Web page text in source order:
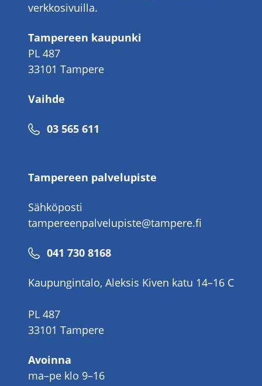
verkkosivuilla.
Tampereen kaupunki
PL 487
33101 Tampere
Vaihde
Puhelinnumero
03 565 611
Tampereen palvelupiste
Sähköposti
tampereenpalvelupiste@tampere.fi
Puhelinnumero
041 730 8168
Kaupungintalo, Aleksis Kiven katu 14–16 C
PL 487
33101 Tampere
Avoinna
ma–pe klo 9–16